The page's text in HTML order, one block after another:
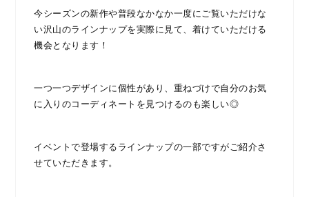
今シーズンの新作や普段なかなか一度にご覧いただけな
い沢山のラインナップを実際に見て、着けていただける
機会となります！
一つ一つデザインに個性があり、重ねづけで自分のお気
に入りのコーディネートを見つけるのも楽しい◎
イベントで登場するラインナップの一部ですがご紹介さ
せていただきます。